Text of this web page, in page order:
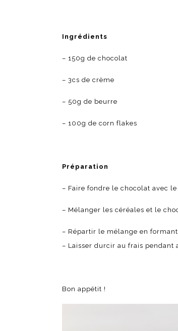
Ingrédients
– 150g de chocolat
– 3cs de crème
– 50g de beurre
– 100g de corn flakes
Préparation
– Faire fondre le chocolat avec
– Mélanger les céréales et le
– Répartir le mélange en
– Laisser durcir au frais pendant
Bon appétit !